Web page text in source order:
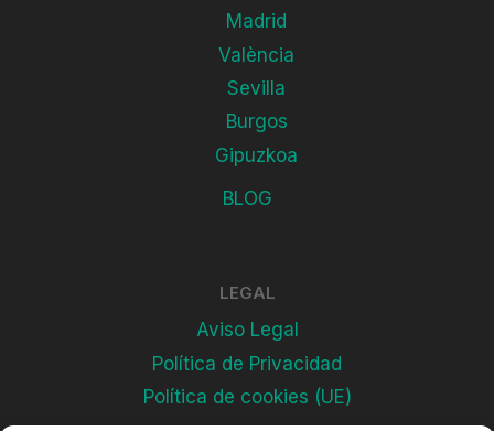
Madrid
València
Sevilla
Burgos
Gipuzkoa
BLOG
LEGAL
Aviso Legal
Política de Privacidad
Política de cookies (UE)